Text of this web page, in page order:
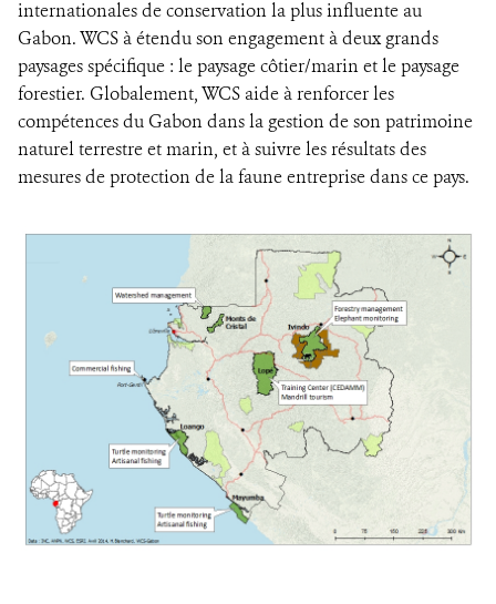
internationales de conservation la plus influente au
Gabon. WCS à étendu son engagement à deux grands
paysages spécifique : le paysage côtier/marin et le paysage
forestier. Globalement, WCS aide à renforcer les
compétences du Gabon dans la gestion de son patrimoine
naturel terrestre et marin, et à suivre les résultats des
mesures de protection de la faune entreprise dans ce pays.